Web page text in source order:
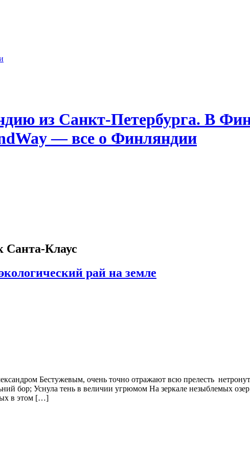
из Санкт-Петербурга. В
— все о Финляндии
Санта-Клаус
рай на земле
Бестужевым, очень точно отражают всю прелесть
бор; Уснула тень в величии угрюмом На зеркале незыблемых
в этом […]